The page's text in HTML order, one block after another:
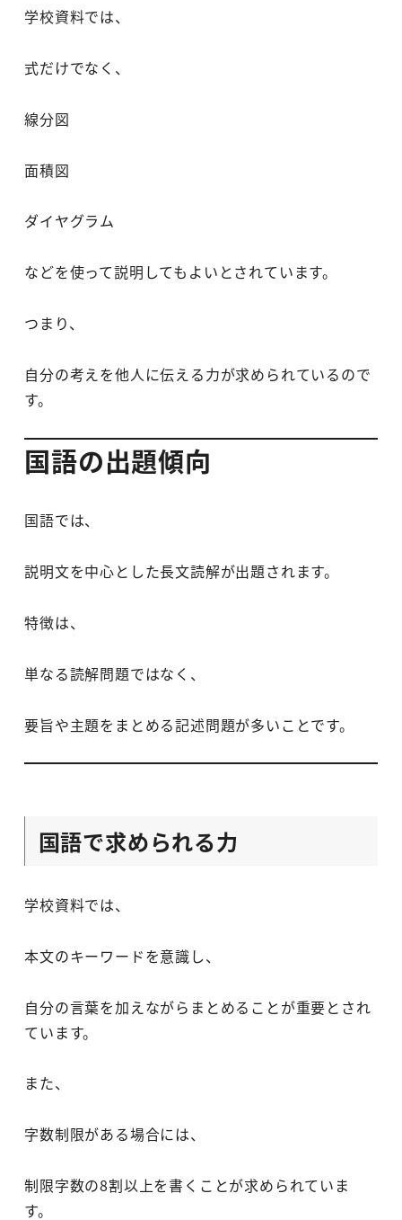
学校資料では、
式だけでなく、
線分図
面積図
ダイヤグラム
などを使って説明してもよいとされています。
つまり、
自分の考えを他人に伝える力が求められているので
す。
国語の出題傾向
国語では、
説明文を中心とした長文読解が出題されます。
特徴は、
単なる読解問題ではなく、
要旨や主題をまとめる記述問題が多いことです。
国語で求められる力
学校資料では、
本文のキーワードを意識し、
自分の言葉を加えながらまとめることが重要とされ
ています。
また、
字数制限がある場合には、
制限字数の8割以上を書くことが求められていま
す。